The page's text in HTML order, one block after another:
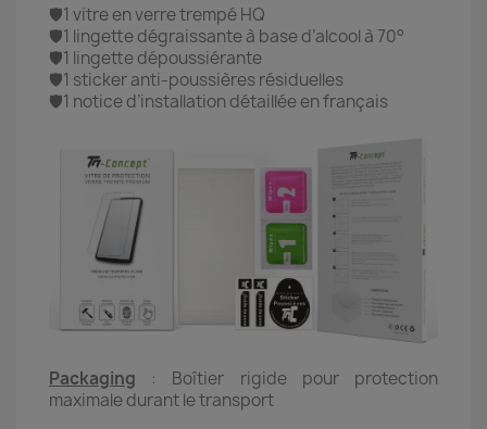
🛡️1 vitre en verre trempé HQ
🛡️1 lingette dégraissante à base d’alcool à 70°
🛡️1 lingette dépoussiérante
🛡️1 sticker anti-poussières résiduelles
🛡️1 notice d’installation détaillée en français
Packaging : Boîtier rigide pour protection
maximale durant le transport